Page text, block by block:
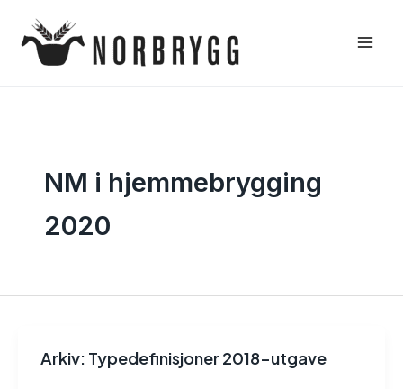
rett
NM i hjemmebrygging
2020
Arkiv: Typedefinisjoner 2018-utgave